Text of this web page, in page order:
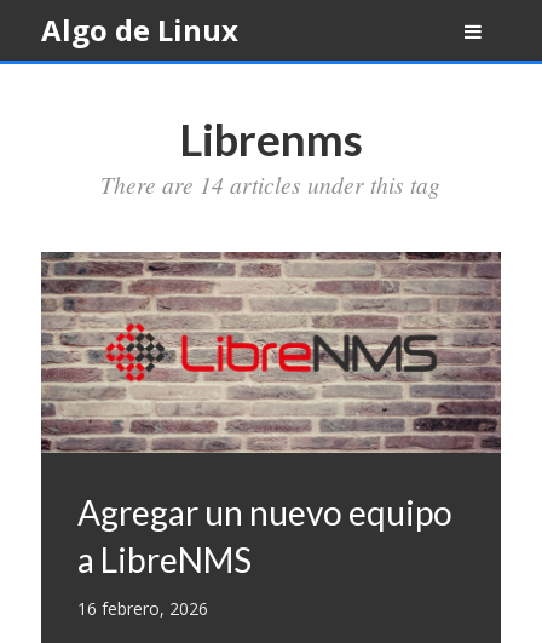
content
Algo de Linux
Librenms
There are 14 articles under this tag
Agregar un nuevo equipo
a LibreNMS
16 febrero, 2026